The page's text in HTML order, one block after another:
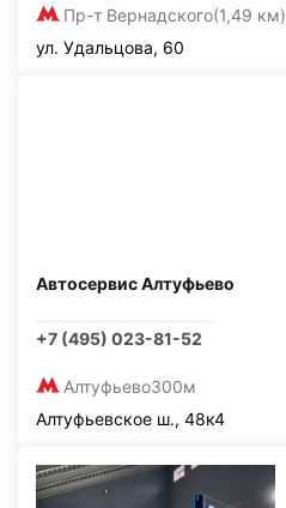
Пр-т Вернадского(1,49 км)
ул. Удальцова, 60
Автосервис Алтуфьево
+7 (495) 023-81-52
Алтуфьево300м
Алтуфьевское ш., 48к4